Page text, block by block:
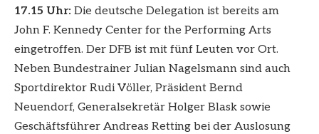
17.15 Uhr: Die deutsche Delegation ist bereits am
John F. Kennedy Center for the Performing Arts
eingetroffen. Der DFB ist mit fünf Leuten vor Ort.
Neben Bundestrainer Julian Nagelsmann sind auch
Sportdirektor Rudi Völler, Präsident Bernd
Neuendorf, Generalsekretär Holger Blask sowie
Geschäftsführer Andreas Retting bei der Auslosung